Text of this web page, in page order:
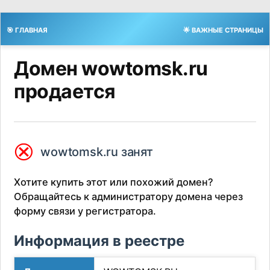
🎯 ГЛАВНАЯ 🌟 ВАЖНЫЕ СТРАНИЦЫ
Домен wowtomsk.ru
продается
⮿ wowtomsk.ru занят
Хотите купить этот или похожий домен?
Обращайтесь к администратору домена через
форму связи у регистратора.
Информация в реестре